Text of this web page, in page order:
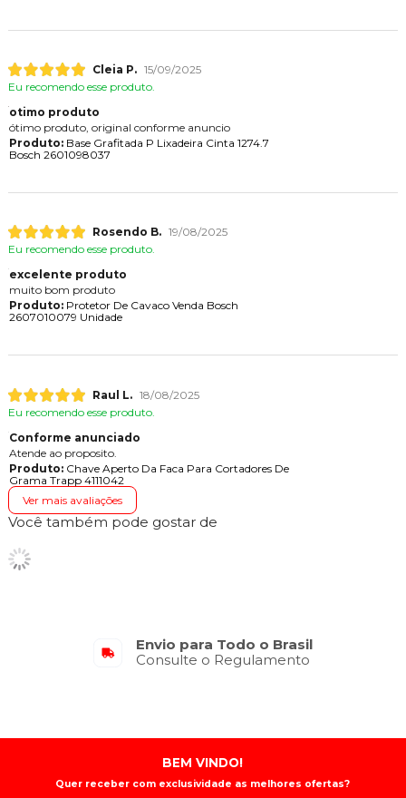
Cleia P. 15/09/2025
Eu recomendo esse produto.
otimo produto
ótimo produto, original conforme anuncio
Produto:Base Grafitada P Lixadeira Cinta 1274.7
Bosch 2601098037
Rosendo B. 19/08/2025
Eu recomendo esse produto.
excelente produto
muito bom produto
Produto:Protetor De Cavaco Venda Bosch
2607010079 Unidade
Raul L. 18/08/2025
Eu recomendo esse produto.
Conforme anunciado
Atende ao proposito.
Produto:Chave Aperto Da Faca Para Cortadores De
Grama Trapp 4111042
Ver mais avaliações
Você também pode gostar de
Envio para Todo o Brasil
Consulte o Regulamento
BEM VINDO!
Quer receber com exclusividade as melhores ofertas?